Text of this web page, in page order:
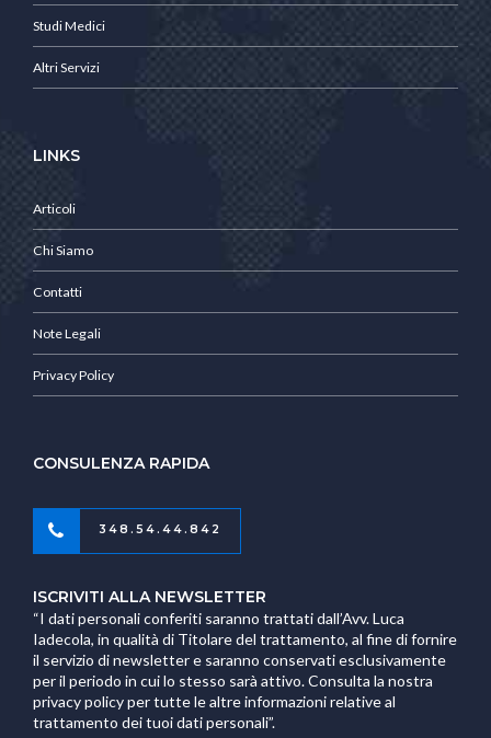
Studi Medici
Altri Servizi
LINKS
Articoli
Chi Siamo
Contatti
Note Legali
Privacy Policy
CONSULENZA RAPIDA
348.54.44.842
ISCRIVITI ALLA NEWSLETTER
“I dati personali conferiti saranno trattati dall’Avv. Luca
Iadecola, in qualità di Titolare del trattamento, al fine di fornire
il servizio di newsletter e saranno conservati esclusivamente
per il periodo in cui lo stesso sarà attivo. Consulta la nostra
privacy policy per tutte le altre informazioni relative al
trattamento dei tuoi dati personali”.